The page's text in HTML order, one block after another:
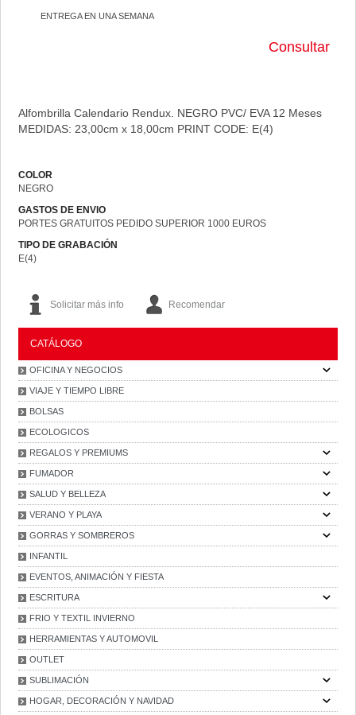
ENTREGA EN UNA SEMANA
Consultar
Alfombrilla Calendario Rendux. NEGRO PVC/ EVA 12 Meses
MEDIDAS: 23,00cm x 18,00cm PRINT CODE: E(4)
COLOR
NEGRO
GASTOS DE ENVIO
PORTES GRATUITOS PEDIDO SUPERIOR 1000 EUROS
TIPO DE GRABACIÓN
E(4)
Solicitar más info Recomendar
CATÁLOGO
OFICINA Y NEGOCIOS
VIAJE Y TIEMPO LIBRE
BOLSAS
ECOLOGICOS
REGALOS Y PREMIUMS
FUMADOR
SALUD Y BELLEZA
VERANO Y PLAYA
GORRAS Y SOMBREROS
INFANTIL
EVENTOS, ANIMACIÓN Y FIESTA
ESCRITURA
FRIO Y TEXTIL INVIERNO
HERRAMIENTAS Y AUTOMOVIL
OUTLET
SUBLIMACIÓN
HOGAR, DECORACIÓN Y NAVIDAD